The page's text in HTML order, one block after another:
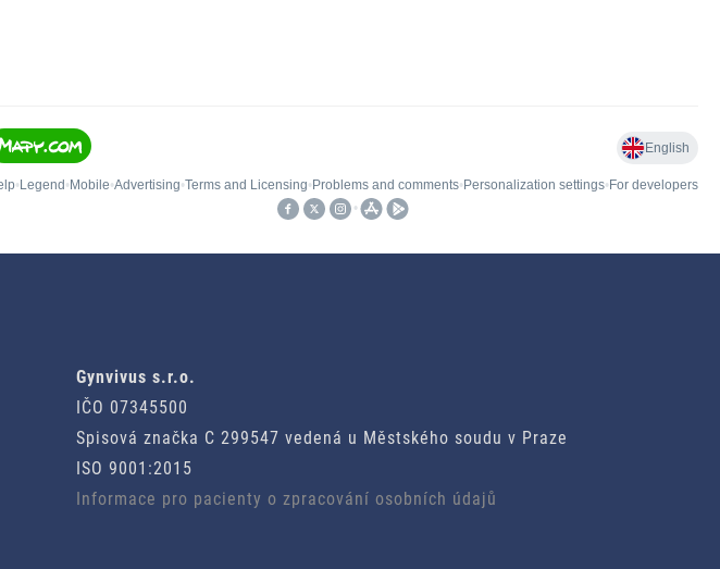
Gynvivus s.r.o.
IČO 07345500
Spisová značka C 299547 vedená u Městského soudu v Praze
ISO 9001:2015
Informace pro pacienty o zpracování osobních údajů